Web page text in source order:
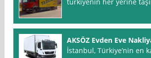
AKSÖZ Evden Eve
İstanbul, Türkiye’nin en